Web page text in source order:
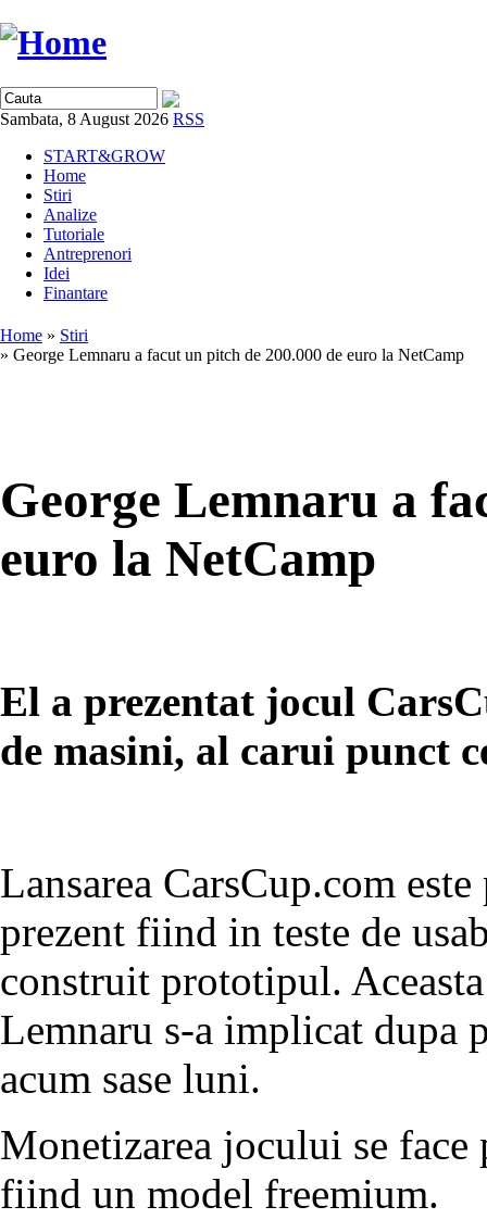
Sambata, 8 August 2026 RSS
START&GROW
Home
Stiri
Analize
Tutoriale
Antreprenori
Idei
Finantare
Home » Stiri
» George Lemnaru a facut un pitch de 200.000 de euro la NetCamp
George Lemnaru a
euro la NetCamp
El a prezentat jocul
de masini, al carui punct
Lansarea CarsCup.com
prezent fiind in teste de
construit prototipul.
Lemnaru s-a implicat dupa
acum sase luni.
Monetizarea jocului se
fiind un model freemium.